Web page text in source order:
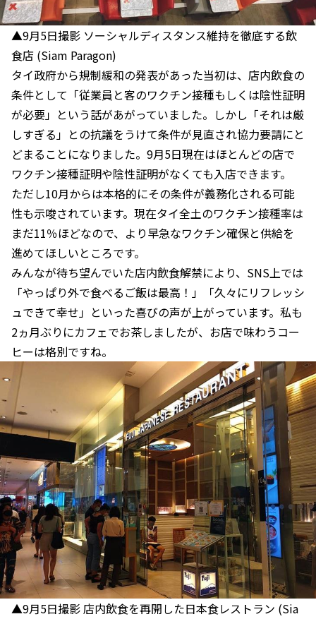
▲9月5日撮影 ソーシャルディスタンス維持を徹底する飲
食店 (Siam Paragon)
タイ政府から規制緩和の発表があった当初は、店内飲食の
条件として「従業員と客のワクチン接種もしくは陰性証明
が必要」という話があがっていました。しかし「それは厳
しすぎる」との抗議をうけて条件が見直され協力要請にと
どまることになりました。9月5日現在はほとんどの店で
ワクチン接種証明や陰性証明がなくても入店できます。
ただし10月からは本格的にその条件が義務化される可能
性も示唆されています。現在タイ全土のワクチン接種率は
まだ11％ほどなので、より早急なワクチン確保と供給を
進めてほしいところです。
みんなが待ち望んでいた店内飲食解禁により、SNS上では
「やっぱり外で食べるご飯は最高！」「久々にリフレッシ
ュできて幸せ」といった喜びの声が上がっています。私も
2ヵ月ぶりにカフェでお茶しましたが、お店で味わうコー
ヒーは格別ですね。
▲9月5日撮影 店内飲食を再開した日本食レストラン (Sia